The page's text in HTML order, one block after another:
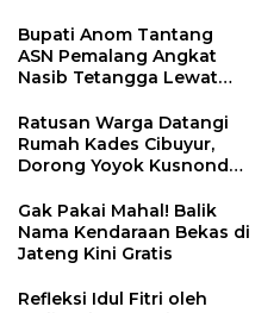
Sebagai Ketua
Bupati Anom Tantang
ASN Pemalang Angkat
Nasib Tetangga Lewat
Ratusan Warga Datangi
Rumah Kades Cibuyur,
Dorong Yoyok Kusnondo
Gak Pakai Mahal! Balik
Nama Kendaraan Bekas di
Jateng Kini Gratis
Refleksi Idul Fitri oleh